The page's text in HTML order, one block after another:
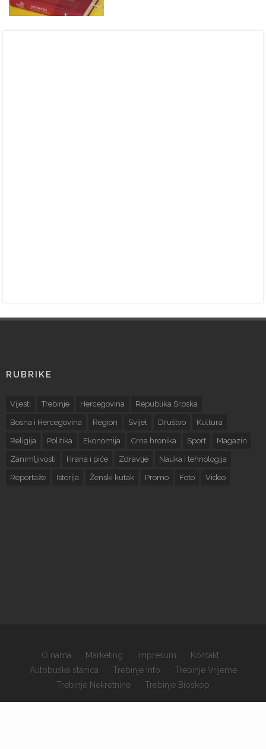
×
RUBRIKE
Vijesti Trebinje Hercegovina Republika Srpska
Bosna i Hercegovina Region Svijet Društvo Kultura
Religija Politika Ekonomija Crna hronika Sport Magazin
Zanimljivosti Hrana i piće Zdravlje Nauka i tehnologija
Reportaže Istorija Ženski kutak Promo Foto Video
O nama Marketing Impresum
Kontakt
Autobuska stanica
Trebinje Info
Trebinje Vrijeme
Trebinje Nekretnine
Trebinje Bioskop